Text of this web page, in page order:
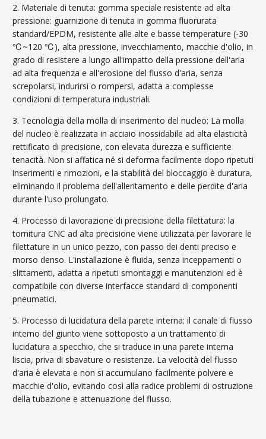
2. Materiale di tenuta: gomma speciale resistente ad alta
pressione: guarnizione di tenuta in gomma fluorurata
standard/EPDM, resistente alle alte e basse temperature (-30
℃~120 ℃), alta pressione, invecchiamento, macchie d'olio, in
grado di resistere a lungo all'impatto della pressione dell'aria
ad alta frequenza e all'erosione del flusso d'aria, senza
screpolarsi, indurirsi o rompersi, adatta a complesse
condizioni di temperatura industriali.
3. Tecnologia della molla di inserimento del nucleo: La molla
del nucleo è realizzata in acciaio inossidabile ad alta elasticità
rettificato di precisione, con elevata durezza e sufficiente
tenacità. Non si affatica né si deforma facilmente dopo ripetuti
inserimenti e rimozioni, e la stabilità del bloccaggio è duratura,
eliminando il problema dell'allentamento e delle perdite d'aria
durante l'uso prolungato.
4. Processo di lavorazione di precisione della filettatura: la
tornitura CNC ad alta precisione viene utilizzata per lavorare le
filettature in un unico pezzo, con passo dei denti preciso e
morso denso. L'installazione è fluida, senza inceppamenti o
slittamenti, adatta a ripetuti smontaggi e manutenzioni ed è
compatibile con diverse interfacce standard di componenti
pneumatici.
5. Processo di lucidatura della parete interna: il canale di flusso
interno del giunto viene sottoposto a un trattamento di
lucidatura a specchio, che si traduce in una parete interna
liscia, priva di sbavature o resistenze. La velocità del flusso
d'aria è elevata e non si accumulano facilmente polvere e
macchie d'olio, evitando così alla radice problemi di ostruzione
della tubazione e attenuazione del flusso.